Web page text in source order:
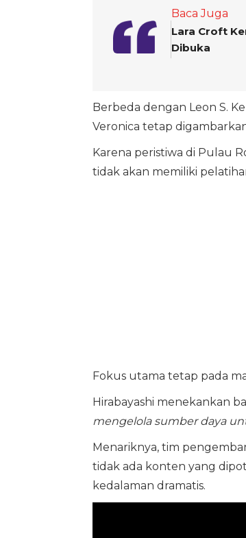
Baca Juga
Lara Croft
Dibuka
Berbeda dengan Leon S.
Veronica tetap
Karena peristiwa di Pulau
tidak akan memiliki
Fokus utama tetap pada
Hirabayashi menekankan
mengelola sumber daya
Menariknya, tim
tidak ada konten yang
kedalaman dramatis.